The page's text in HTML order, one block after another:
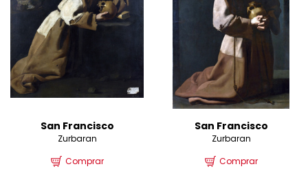
San Francisco
Zurbaran
Comprar
San Francisco
Zurbaran
Comprar